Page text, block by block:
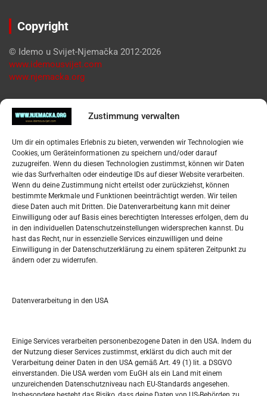
Zustimmung verwalten
Um dir ein optimales Erlebnis zu bieten, verwenden wir Technologien wie
Cookies, um Geräteinformationen zu speichern und/oder darauf
zuzugreifen. Wenn du diesen Technologien zustimmst, können wir Daten
wie das Surfverhalten oder eindeutige IDs auf dieser Website verarbeiten.
Wenn du deine Zustimmung nicht erteilst oder zurückziehst, können
bestimmte Merkmale und Funktionen beeinträchtigt werden. Wir teilen
diese Daten auch mit Dritten. Die Datenverarbeitung kann mit deiner
Einwilligung oder auf Basis eines berechtigten Interesses erfolgen, dem du
in den individuellen Datenschutzeinstellungen widersprechen kannst. Du
hast das Recht, nur in essenzielle Services einzuwilligen und deine
Einwilligung in der Datenschutzerklärung zu einem späteren Zeitpunkt zu
ändern oder zu widerrufen.
Datenverarbeitung in den USA
Einige Services verarbeiten personenbezogene Daten in den USA. Indem du
der Nutzung dieser Services zustimmst, erklärst du dich auch mit der
Verarbeitung deiner Daten in den USA gemäß Art. 49 (1) lit. a DSGVO
einverstanden. Die USA werden vom EuGH als ein Land mit einem
unzureichenden Datenschutzniveau nach EU-Standards angesehen.
Copyright
© Idemo u Svijet-Njemačka 2012-2026
www.idemousvijet.com
www.njemacka.org
Pregled
Datenschutzerklärung
Widerufsbelehrung
Oglašavanje / Postavite svoj oglas
Tko je “Idemo u Svijet – Njemačka?
Pretražite stranicu:
S
MÄRZ 2017
M D M D F S
1 2 3 4